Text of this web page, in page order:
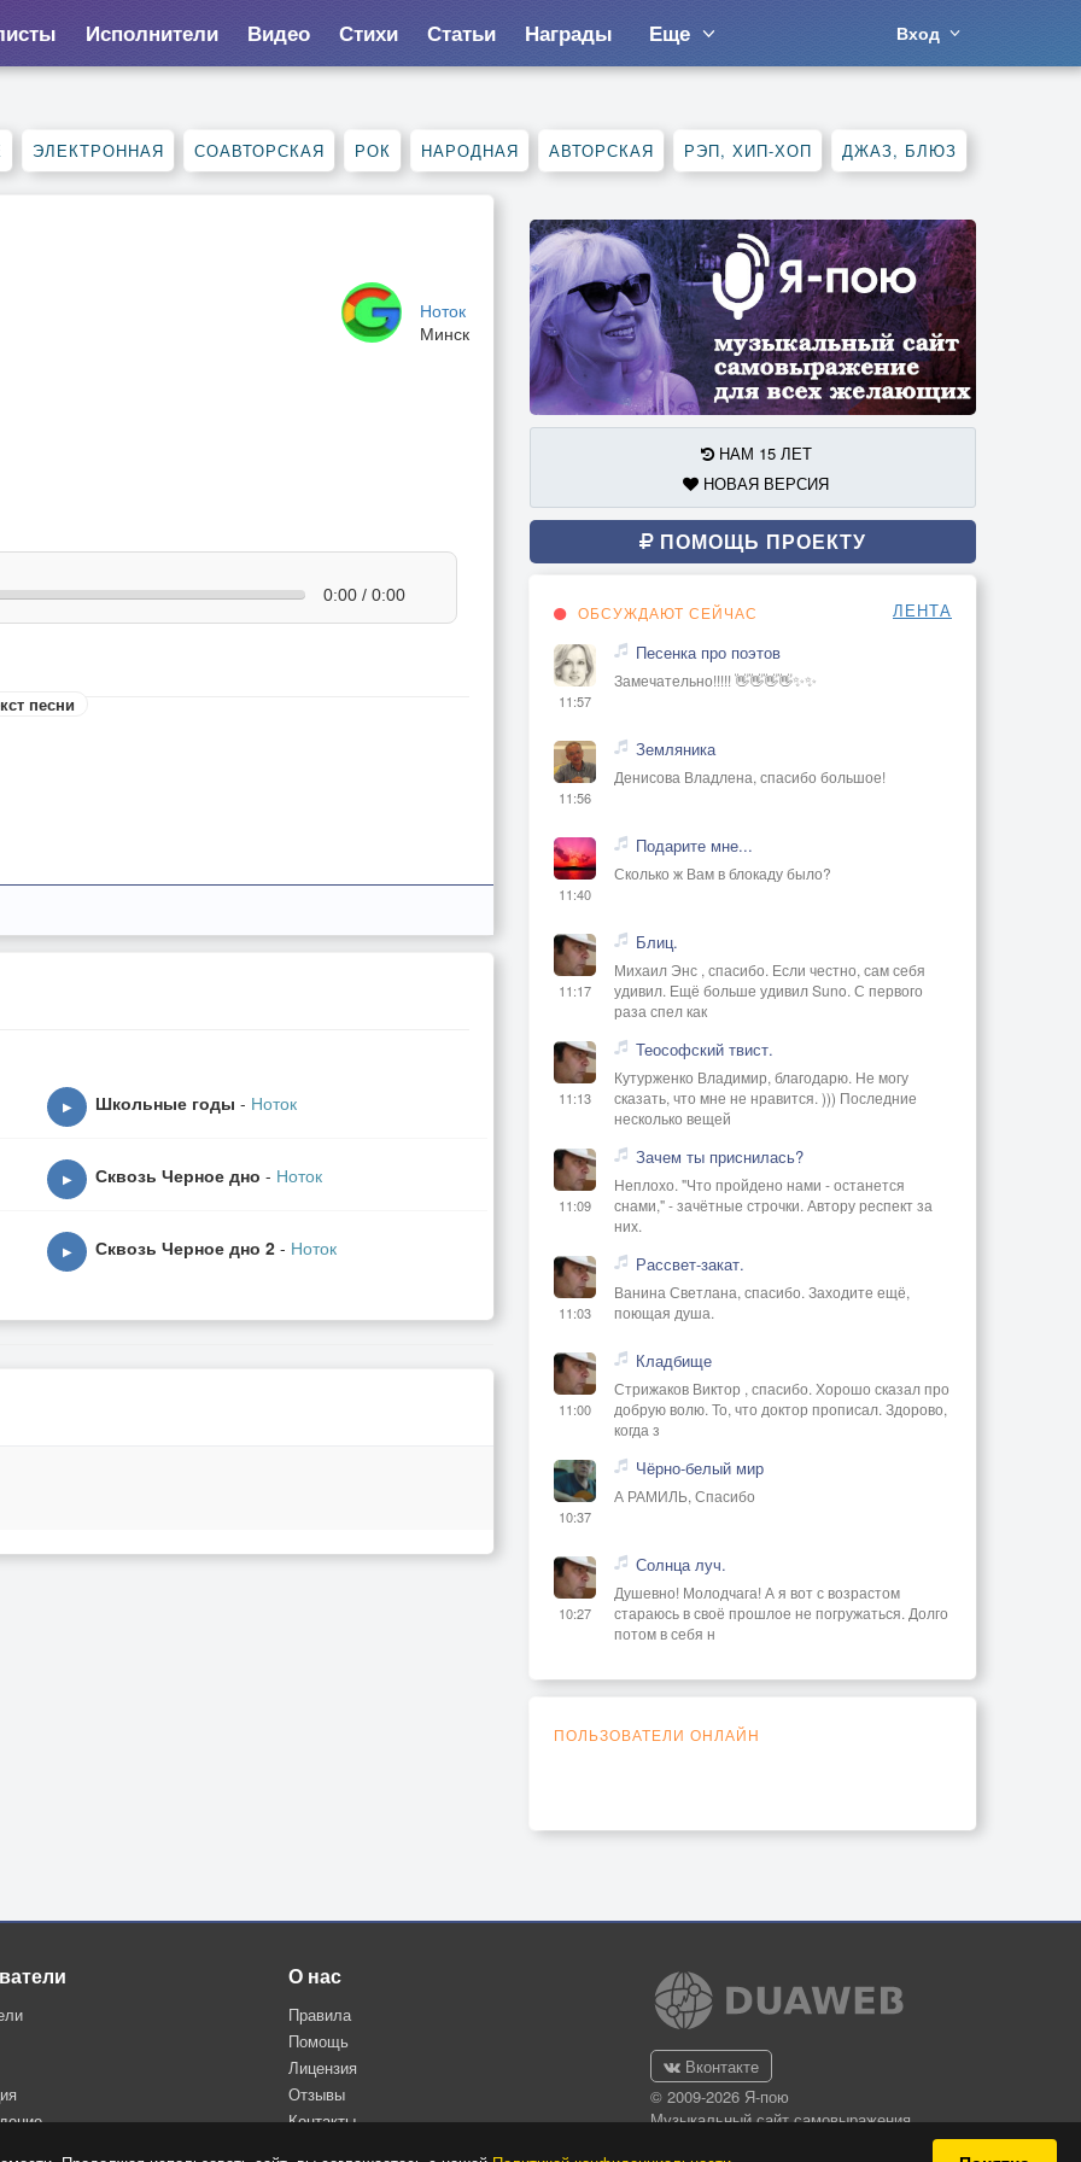
Исполнители Видео Стихи Статьи Награды Еще Вход
ЭЛЕКТРОННАЯ СОАВТОРСКАЯ РОК НАРОДНАЯ АВТОРСКАЯ РЭП, ХИП-ХОП ДЖАЗ, БЛЮЗ
Ноток
Минск
0:00 / 0:00
песни
▶ Школьные годы - Ноток
▶ Сквозь Черное дно - Ноток
▶ Сквозь Черное дно 2 - Ноток
НАМ 15 ЛЕТ
НОВАЯ ВЕРСИЯ
ПОМОЩЬ ПРОЕКТУ
ОБСУЖДАЮТ СЕЙЧАС ЛЕНТА
11:57
Песенка про поэтов
Замечательно!!!!! 👋👋👋👋✨✨
11:56
Земляника
Денисова Владлена, спасибо большое!
11:40
Подарите мне...
Сколько ж Вам в блокаду было?
11:17
Блиц.
Михаил Энс , спасибо. Если честно, сам себя
удивил. Ещё больше удивил Suno. С первого
раза спел как
11:13
Теософский твист.
Кутурженко Владимир, благодарю. Не могу
сказать, что мне не нравится. ))) Последние
несколько вещей
11:09
Зачем ты приснилась?
Неплохо. "Что пройдено нами - останется
снами," - зачётные строчки. Автору респект за
них.
11:03
Рассвет-закат.
Ванина Светлана, спасибо. Заходите ещё,
поющая душа.
11:00
Кладбище
Стрижаков Виктор , спасибо. Хорошо сказал про
добрую волю. То, что доктор прописал. Здорово,
когда з
10:37
Чёрно-белый мир
А РАМИЛЬ, Спасибо
10:27
Солнца луч.
Душевно! Молодчага! А я вот с возрастом
стараюсь в своё прошлое не погружаться. Долго
потом в себя н
ПОЛЬЗОВАТЕЛИ ОНЛАЙН
О нас
Правила
Помощь
Лицензия
Отзывы
Контакты
Вконтакте
© 2009-2026 Я-пою
Музыкальный сайт самовыражения